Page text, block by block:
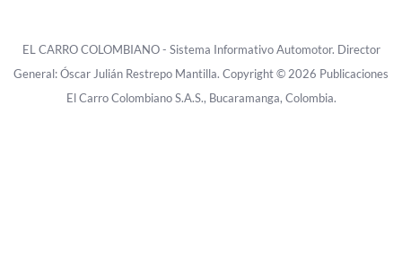
EL CARRO COLOMBIANO - Sistema Informativo Automotor. Director
General: Óscar Julián Restrepo Mantilla. Copyright © 2026 Publicaciones
El Carro Colombiano S.A.S., Bucaramanga, Colombia.